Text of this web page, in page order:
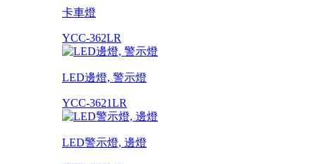
卡車燈
YCC-362LR
LED邊燈, 警示燈
YCC-3621LR
LED警示燈, 邊燈